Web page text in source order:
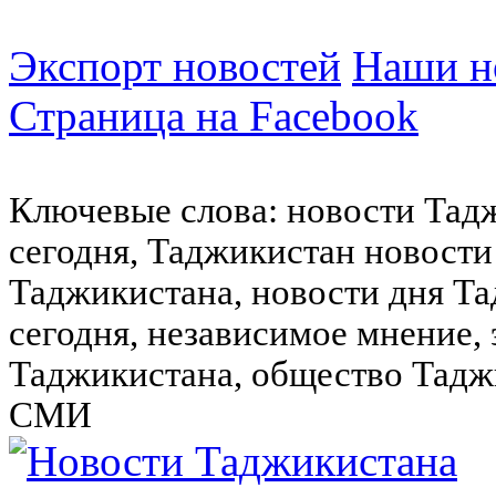
Экспорт новостей Наши
Страница на Facebook
Ключевые слова: новости
сегодня, Таджикистан
Таджикистана, новости дня
сегодня, независимое
Таджикистана, общество
СМИ